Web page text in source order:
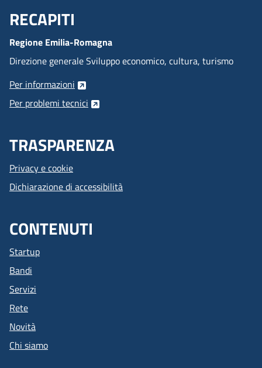
Menu Footer
RECAPITI
Regione Emilia-Romagna
Direzione generale Sviluppo economico, cultura, turismo
Per informazioni
Per problemi tecnici
TRASPARENZA
Privacy e cookie
Dichiarazione di accessibilità
CONTENUTI
Startup
Bandi
Servizi
Rete
Novità
Chi siamo